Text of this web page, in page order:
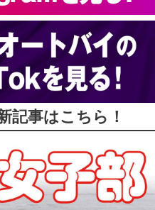
記事はこちら！